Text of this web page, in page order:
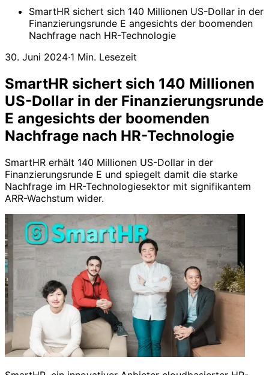
SmartHR sichert sich 140 Millionen US-Dollar in der
Finanzierungsrunde E angesichts der boomenden
Nachfrage nach HR-Technologie
30. Juni 2024·1 Min. Lesezeit
SmartHR sichert sich 140 Millionen
US-Dollar in der Finanzierungsrunde
E angesichts der boomenden
Nachfrage nach HR-Technologie
SmartHR erhält 140 Millionen US-Dollar in der
Finanzierungsrunde E und spiegelt damit die starke
Nachfrage im HR-Technologiesektor mit signifikantem
ARR-Wachstum wider.